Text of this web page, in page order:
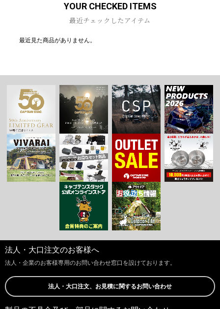
YOUR CHECKED ITEMS
最近チェックしたアイテム
最近見た商品がありません。
法人・大口注文のお客様へ
法人・企業のお客様専用のお問い合わせ窓口を設けております。
法人・大口注文、お見積に関するお問い合わせ